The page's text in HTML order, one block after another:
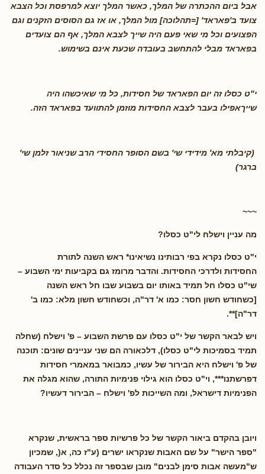
אבל ביום ההכתרה של המלך, כאשר המלך יוצא למרפסת וכל הצבא
צועד ב'פאראד' [=תהלוכה] מול המלך, או אז גם הסוסים הזקנים וגם
הפצועים וכל מי שאי פעם היה שייך לצבא המלך, אף הם צועדים
בפאראד מבלי להתחשב בעובדה שכעת אינם בשימוש.
י"ט כסלו זה יום הפאראד של חסידות, כל מי שאיכשהו היה
שייךאפילו בעבר לצבא החסידות מוזמן להתוועד בפאראד הזה.
(קיבלתי מא' מידידי שי' בשם הסופר החסידי הרב שניאור זלמן שי'
ברגר)
~~~
מה עניין וישלח לי"ט כסלו?
י"ט כסלו נקרא בפי רבותינו נשיאינו* ראש השנה לתורת
החסידות ולדרכי החסידות. והדבר מרומז גם בקביעות ימי השבוע –
שי"ט כסלו חל תמיד באותו יום בשבוע שבו חל ראש השנה
[כשחודש חשון חסר: כמו א' דר"ה, וכשחודש חשון מלא: כמו ב'
דר"ה]**.
ויש לבאר הקשר של י"ט כסלו עם פרשת השבוע – פ' וישלח (שחלה
תמיד בסמיכות לי"ט כסלו), דלכאורה הם שני עניינים שונים: תוכנה
של פ' וישלח היא הבירור של עשיו, כמבואר במאמרי חסידות
דפרשתנו***, וי"ט כסלו הוא גילוי פנימיות התורה, שהוא מגלה את
הפנימיות דישראל, ומה השייכות לפ' וישלח – הבירור דעשיו?
ויובן בהקדם ביאור הקשר של כל פרשיות ספר בראשית, שנקרא
"ספר הישר" על שם האבות שנקראו ישרים (ע"ז כה, א(, שמכיון
ש"מעשה אבות סימן לבנים" מובן שבספר זה נכלל כל סדר העבודה